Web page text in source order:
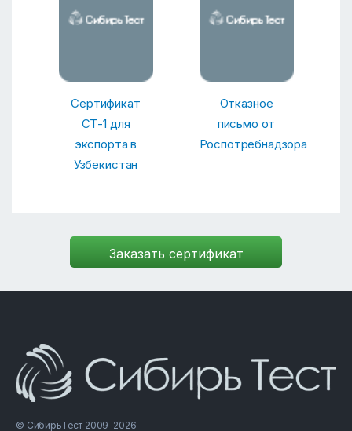
Сертификат
СТ-1 для
экспорта в
Узбекистан
Отказное
письмо от
Роспотребнадзора
© СибирьТест 2009–2026